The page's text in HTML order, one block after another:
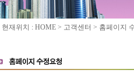
현재위치 : HOME > 고객센터 > 홈페이지